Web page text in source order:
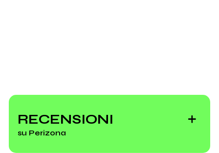
RECENSIONI
su Perizona